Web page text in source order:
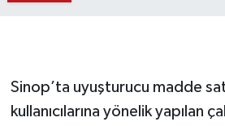
Sinop’ta uyuşturucu madde
kullanıcılarına yönelik yapılan